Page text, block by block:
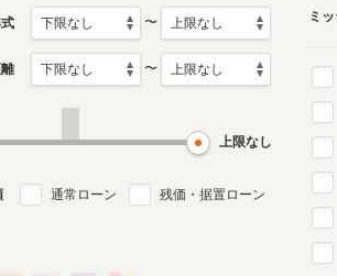
生産モデル
〜
〜
上限なし
通常ローン 残価・据置ローン
ミ